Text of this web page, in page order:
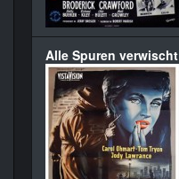
Alle Spuren verwischt